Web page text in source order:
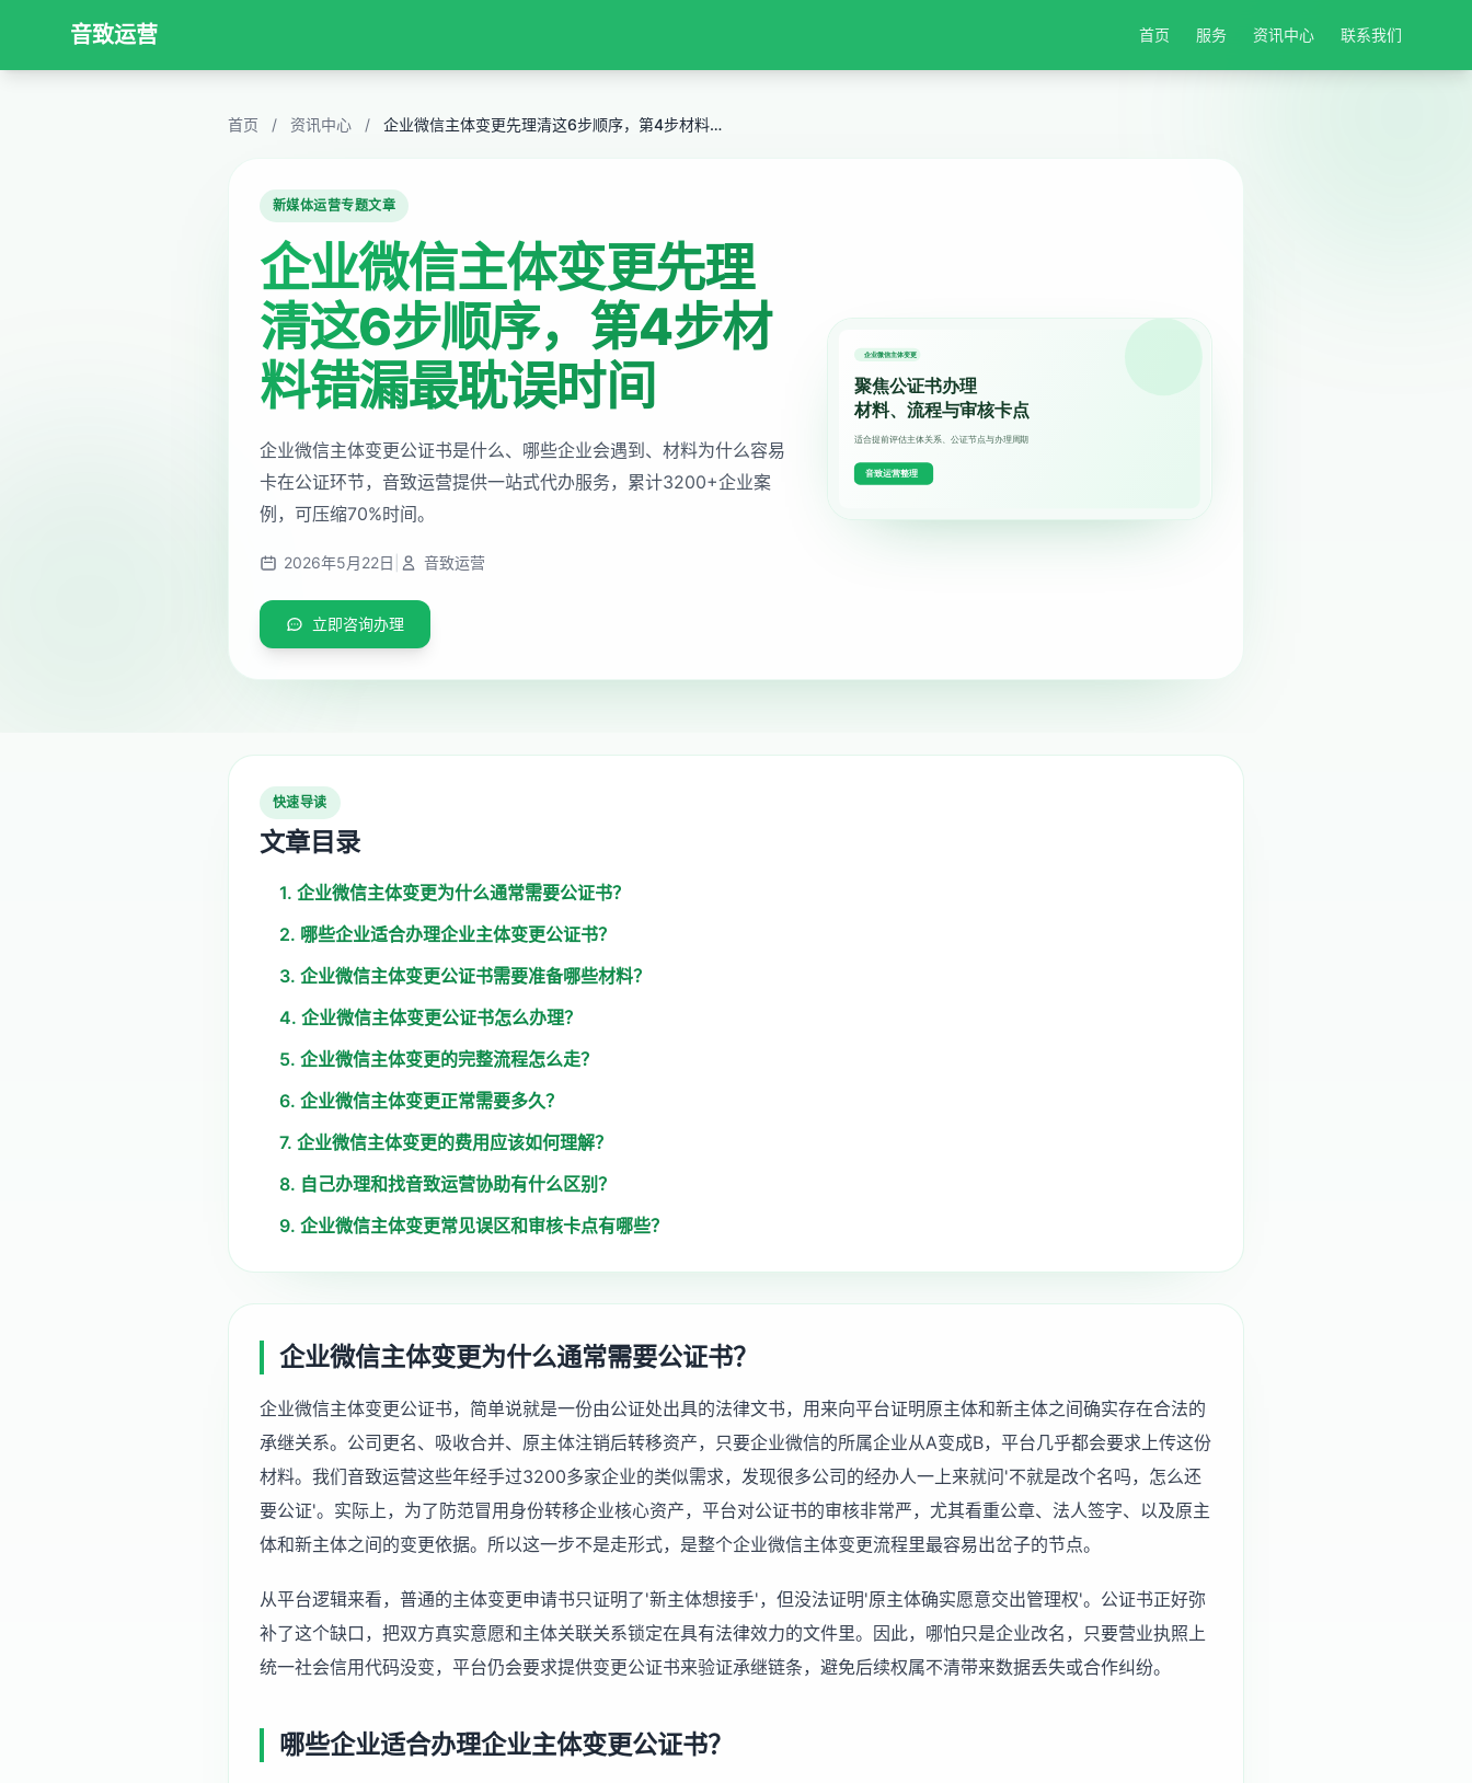
音致运营 首页 服务 资讯中心 联系我们
首页 / 资讯中心 / 企业微信主体变更先理清这6步顺序，第4步材料错漏最耽误时间
新媒体运营专题文章
企业微信主体变更先理
清这6步顺序，第4步材
料错漏最耽误时间
企业微信主体变更公证书是什么、哪些企业会遇到、材料为什么容易
卡在公证环节，音致运营提供一站式代办服务，累计3200+企业案
例，可压缩70%时间。
2026年5月22日 音致运营
立即咨询办理
快速导读
文章目录
1. 企业微信主体变更为什么通常需要公证书？
2. 哪些企业适合办理企业主体变更公证书？
3. 企业微信主体变更公证书需要准备哪些材料？
4. 企业微信主体变更公证书怎么办理？
5. 企业微信主体变更的完整流程怎么走？
6. 企业微信主体变更正常需要多久？
7. 企业微信主体变更的费用应该如何理解？
8. 自己办理和找音致运营协助有什么区别？
9. 企业微信主体变更常见误区和审核卡点有哪些？
企业微信主体变更为什么通常需要公证书？
企业微信主体变更公证书，简单说就是一份由公证处出具的法律文书，用来向平台证明原主体和新主体之间确实存在合法的
承继关系。公司更名、吸收合并、原主体注销后转移资产，只要企业微信的所属企业从A变成B，平台几乎都会要求上传这份
材料。我们音致运营这些年经手过3200多家企业的类似需求，发现很多公司的经办人一上来就问'不就是改个名吗，怎么还
要公证'。实际上，为了防范冒用身份转移企业核心资产，平台对公证书的审核非常严，尤其看重公章、法人签字、以及原主
体和新主体之间的变更依据。所以这一步不是走形式，是整个企业微信主体变更流程里最容易出岔子的节点。
从平台逻辑来看，普通的主体变更申请书只证明了'新主体想接手'，但没法证明'原主体确实愿意交出管理权'。公证书正好弥
补了这个缺口，把双方真实意愿和主体关联关系锁定在具有法律效力的文件里。因此，哪怕只是企业改名，只要营业执照上
统一社会信用代码没变，平台仍会要求提供变更公证书来验证承继链条，避免后续权属不清带来数据丢失或合作纠纷。
哪些企业适合办理企业主体变更公证书？